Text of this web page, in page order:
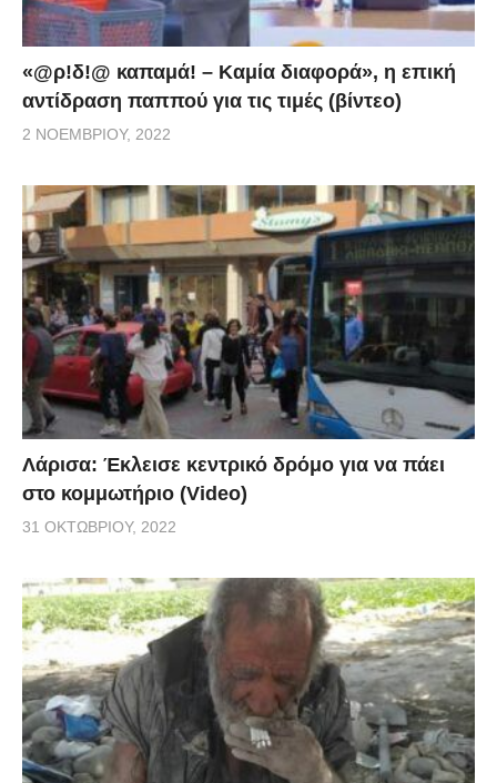
«@ρ!δ!@ καπαμά! – Καμία διαφορά», η επική
αντίδραση παππού για τις τιμές (βίντεο)
2 ΝΟΕΜΒΡΊΟΥ, 2022
Λάρισα: Έκλεισε κεντρικό δρόμο για να πάει
στο κομμωτήριο (Video)
31 ΟΚΤΩΒΡΊΟΥ, 2022